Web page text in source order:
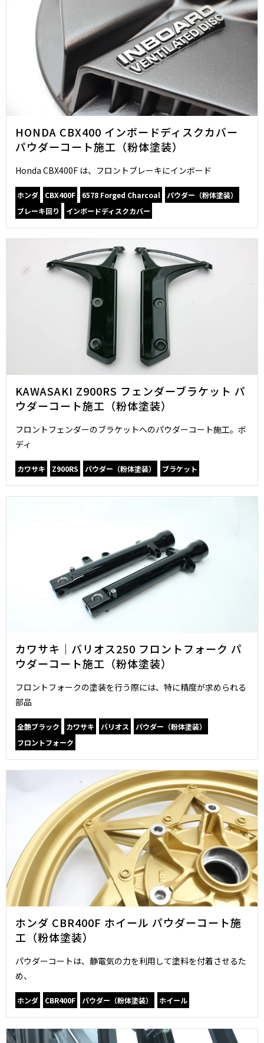
HONDA CBX400 インボードディスクカバー
パウダーコート施工（粉体塗装）
Honda CBX400F は、フロントブレーキにインボード
ホンダ CBX400F 6578 Forged Charcoal
パウダー（粉体塗装）
ブレーキ回り
インボードディスクカバー
KAWASAKI Z900RS フェンダーブラケット パ
ウダーコート施工（粉体塗装）
フロントフェンダーのブラケットへのパウダーコート施工。ボ
ディ
カワサキ Z900RS パウダー（粉体塗装） ブラケット
カワサキ｜バリオス250 フロントフォーク パ
ウダーコート施工（粉体塗装）
フロントフォークの塗装を行う際には、特に精度が求められる
部品
全艶ブラック カワサキ バリオス
パウダー（粉体塗装）
フロントフォーク
ホンダ CBR400F ホイール パウダーコート施
工（粉体塗装）
パウダーコートは、静電気の力を利用して塗料を付着させるた
め、
ホンダ CBR400F パウダー（粉体塗装） ホイール